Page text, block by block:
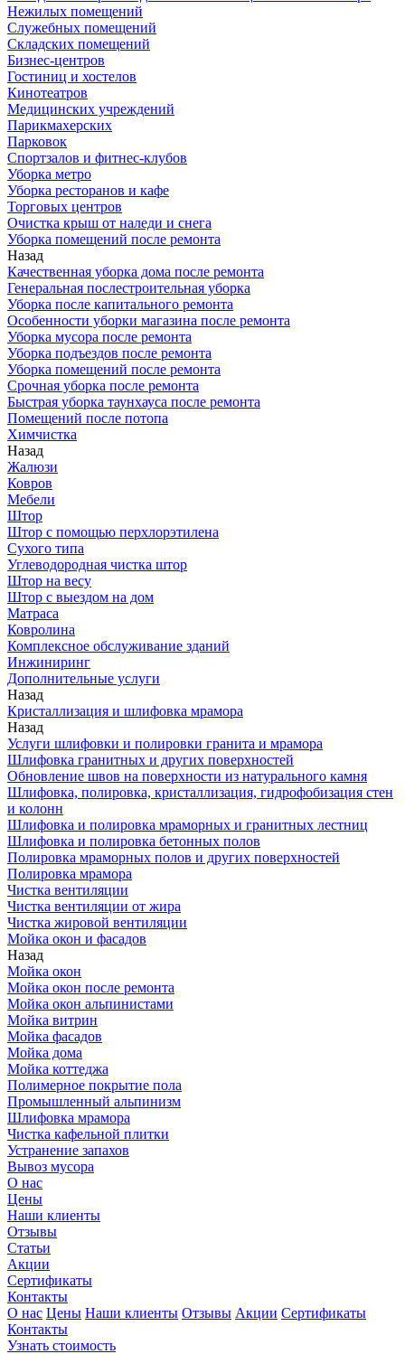
Нежилых помещений
Служебных помещений
Складских помещений
Бизнес-центров
Гостиниц и хостелов
Кинотеатров
Медицинских учреждений
Парикмахерских
Парковок
Спортзалов и фитнес-клубов
Уборка метро
Уборка ресторанов и кафе
Торговых центров
Очистка крыш от наледи и снега
Уборка помещений после ремонта
Назад
Качественная уборка дома после ремонта
Генеральная послестроительная уборка
Уборка после капитального ремонта
Особенности уборки магазина после ремонта
Уборка мусора после ремонта
Уборка подъездов после ремонта
Уборка помещений после ремонта
Срочная уборка после ремонта
Быстрая уборка таунхауса после ремонта
Помещений после потопа
Химчистка
Назад
Жалюзи
Ковров
Мебели
Штор
Штор с помощью перхлорэтилена
Сухого типа
Углеводородная чистка штор
Штор на весу
Штор с выездом на дом
Матраса
Ковролина
Комплексное обслуживание зданий
Инжиниринг
Дополнительные услуги
Назад
Кристаллизация и шлифовка мрамора
Назад
Услуги шлифовки и полировки гранита и мрамора
Шлифовка гранитных и других поверхностей
Обновление швов на поверхности из натурального камня
Шлифовка, полировка, кристаллизация, гидрофобизация стен
и колонн
Шлифовка и полировка мраморных и гранитных лестниц
Шлифовка и полировка бетонных полов
Полировка мраморных полов и других поверхностей
Полировка мрамора
Чистка вентиляции
Чистка вентиляции от жира
Чистка жировой вентиляции
Мойка окон и фасадов
Назад
Мойка окон
Мойка окон после ремонта
Мойка окон альпинистами
Мойка витрин
Мойка фасадов
Мойка дома
Мойка коттеджа
Полимерное покрытие пола
Промышленный альпинизм
Шлифовка мрамора
Чистка кафельной плитки
Устранение запахов
Вывоз мусора
О нас
Цены
Наши клиенты
Отзывы
Статьи
Акции
Сертификаты
Контакты
О нас Цены Наши клиенты Отзывы Акции Сертификаты
Контакты
Узнать стоимость